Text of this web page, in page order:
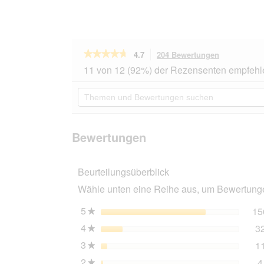
★★★★★
★★★★★
von
Sauce
Katze
Adult,
Mixpaket,
12x85
Auswahl
4.7 204 Bewertungen
dieser
Aktion
navigierst
11 von 12 (92%) der Rezensenten
Themen
und
Bewertungen
Beurteilungsüberblick
Wähle unten eine Reihe aus, um
5★ Sterne
4★ Sterne
3★ Sterne 11
★